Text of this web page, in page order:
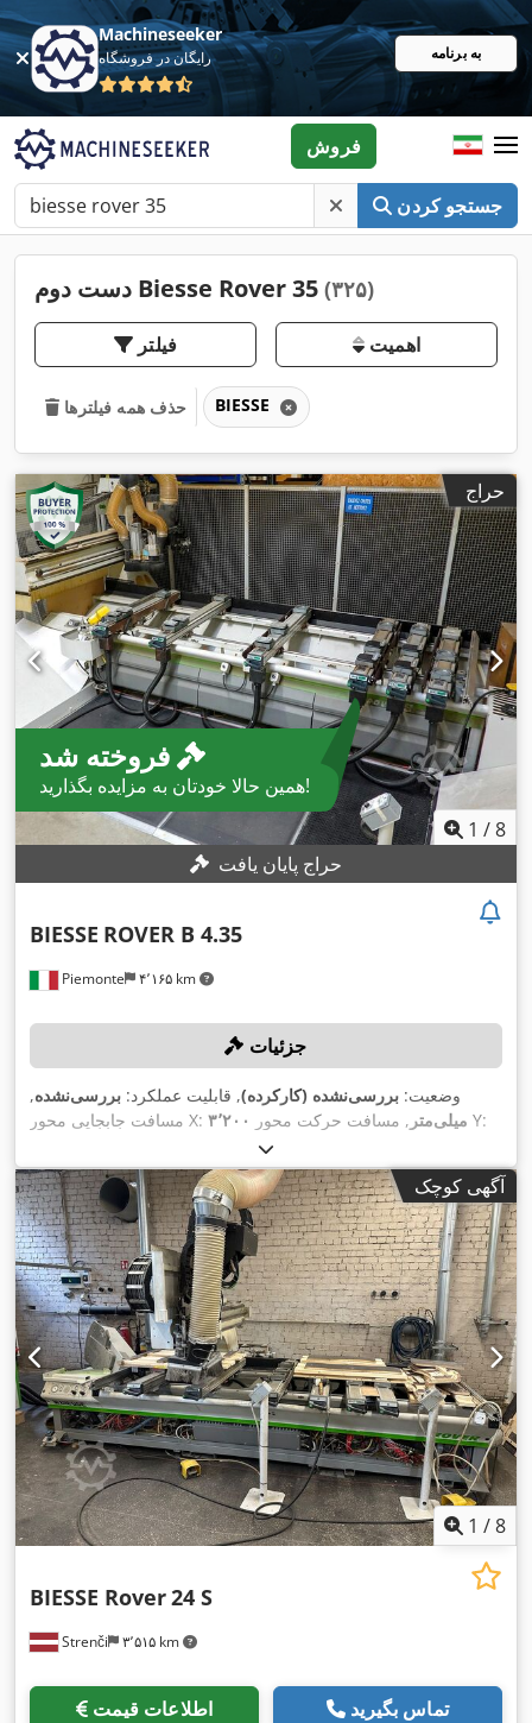
Machineseeker
رایگان در فروشگاه به برنامه
جستجو کردن
فروش
دست دوم Biesse Rover 35 (۳۲۵)
فیلتر اهمیت
حذف همه فیلترها BIESSE
حراج
همین حالا خودتان به مزایده بگذارید!
1 /8
حراج پایان یافت
Piemonte ۴٬۱۶۵ km
BIESSE ROVER B 4.35
جزئیات
وضعیت: بررسی‌نشده (کارکرده), قابلیت عملکرد: بررسی‌نشده,
مسافت جابجایی محور X:
۳٬۲۰۰ میلی‌متر , مسافت حرکت محور Y:
, تعداد اسپیندل‌ها:
دقیقه, حرکت سریع محور Y: ۶۰ متر/دقیقه,
آگهی کوچک
1 /8
Strenči ۳٬۵۱۵ km
BIESSE Rover24 S
اطلاعات قیمت تماس بگیرید